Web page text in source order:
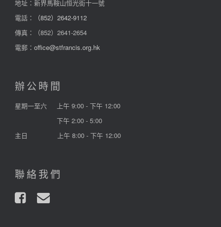
地址：新界馬鞍山恒光街十一號
電話：
（852）2642-9112
傳真：（852）2641-2654
電郵： office@stfrancis.org.hk
辦公時間
星期一至六
上午 9:00 - 下午 12:00
下午 2:00 - 5:00
主日
上午 8:00 - 下午 12:00
聯絡我們